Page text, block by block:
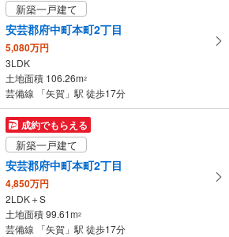
新築一戸建て
安芸郡府中町本町2丁目
5,080万円
3LDK
土地面積 106.26m2
芸備線 「矢賀」駅 徒歩17分
成約でもらえる
新築一戸建て
安芸郡府中町本町2丁目
4,850万円
2LDK＋S
土地面積 99.61m2
芸備線 「矢賀」駅 徒歩17分